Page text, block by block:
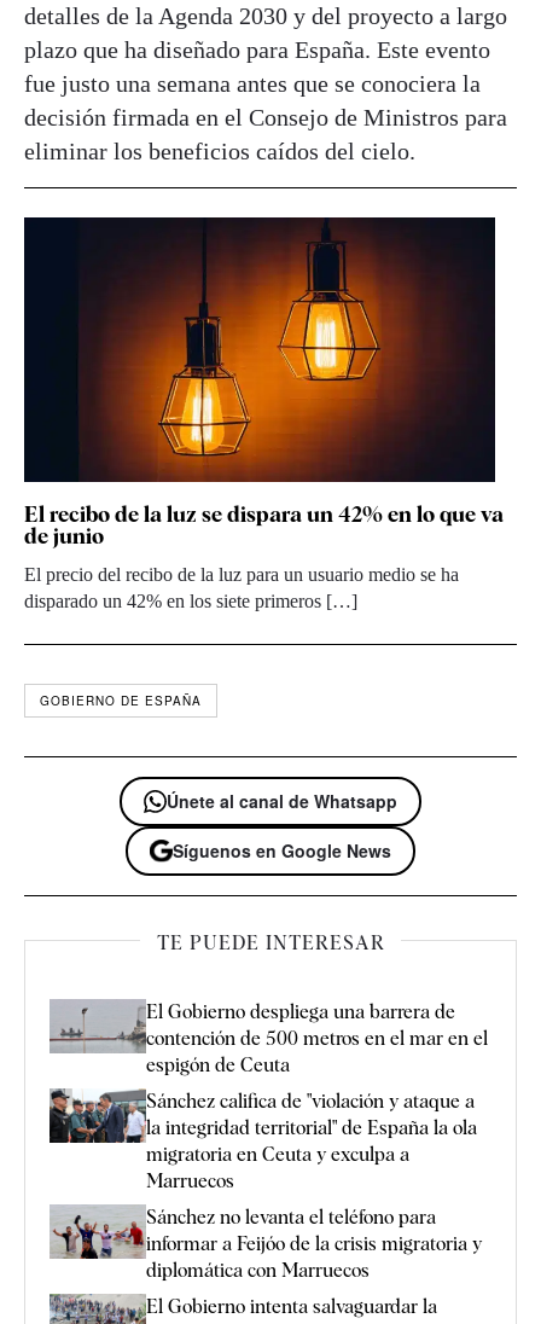
detalles de la Agenda 2030 y del proyecto a largo
plazo que ha diseñado para España. Este evento
fue justo una semana antes que se conociera la
decisión firmada en el Consejo de Ministros para
eliminar los beneficios caídos del cielo.
El recibo de la luz se dispara un 42% en lo que va
de junio
El precio del recibo de la luz para un usuario medio se ha
disparado un 42% en los siete primeros […]
GOBIERNO DE ESPAÑA
Únete al canal de Whatsapp
Síguenos en Google News
TE PUEDE INTERESAR
El Gobierno despliega una barrera de
contención de 500 metros en el mar en el
espigón de Ceuta
Sánchez califica de "violación y ataque a
la integridad territorial" de España la ola
migratoria en Ceuta y exculpa a
Marruecos
Sánchez no levanta el teléfono para
informar a Feijóo de la crisis migratoria y
diplomática con Marruecos
El Gobierno intenta salvaguardar la